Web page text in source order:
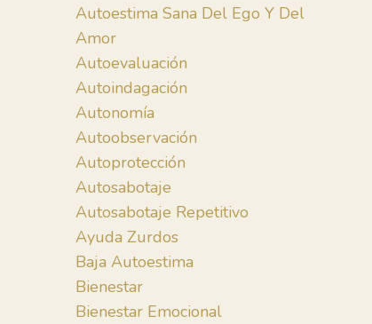
Autoestima Sana Del Ego Y Del
Amor
Autoevaluación
Autoindagación
Autonomía
Autoobservación
Autoprotección
Autosabotaje
Autosabotaje Repetitivo
Ayuda Zurdos
Baja Autoestima
Bienestar
Bienestar Emocional